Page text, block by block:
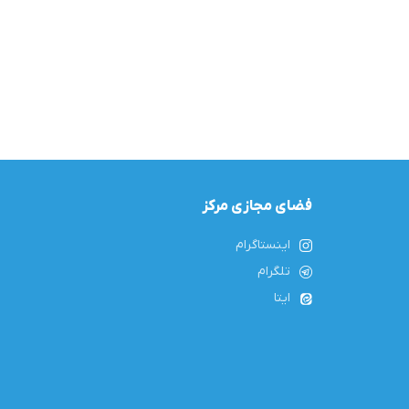
فضای مجازی مرکز
اینستاگرام
تلگرام
ایتا